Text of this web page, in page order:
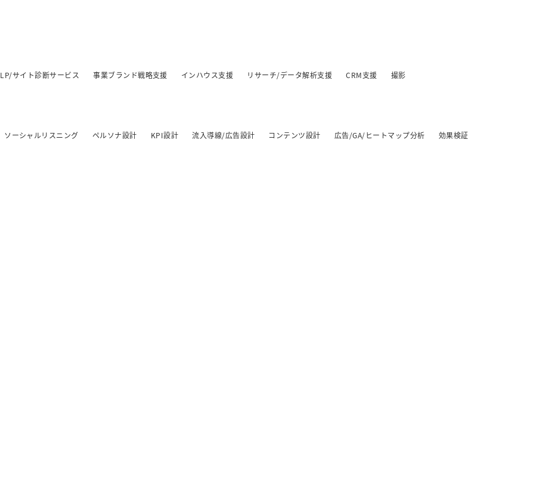
LP/サイト診断サービス 事業ブランド戦略支援 インハウス支援 リサーチ/データ解析支援 CRM支援 撮影
ソーシャルリスニング ペルソナ設計 KPI設計 流入導線/広告設計 コンテンツ設計 広告/GA/ヒートマップ分析 効果検証